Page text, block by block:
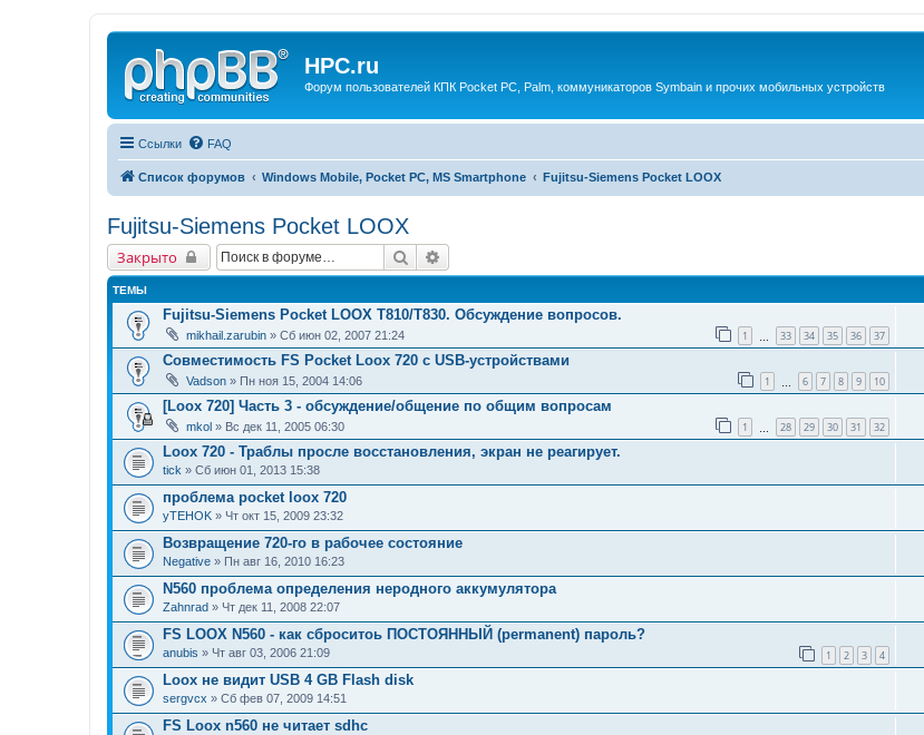
HPC.ru
Форум пользователей КПК Pocket PC, Palm, коммуникаторов Symbain и прочих мобильных устройств
Ссылки FAQ
Список форумов Windows Mobile, Pocket PC, MS Smartphone Fujitsu-Siemens Pocket LOOX
Fujitsu-Siemens Pocket LOOX
Закрыто Поиск
ТЕМЫ
Fujitsu-Siemens Pocket LOOX T810/T830. Обсуждение вопросов.
mikhail.zarubin » Сб июн 02, 2007 21:24 1 33 34 35 36 37
Совместимость FS Pocket Loox 720 с USB-устройствами
Vadson » Пн ноя 15, 2004 14:06 1 6 7 8 9 10
[Loox 720] Часть 3 - обсуждение/общение по общим вопросам
mkol » Вс дек 11, 2005 06:30 1 28 29 30 31 32
Loox 720 - Траблы просле восстановления, экран не реагирует.
tick » Сб июн 01, 2013 15:38
проблема pocket loox 720
yTEHOK » Чт окт 15, 2009 23:32
Возвращение 720-го в рабочее состояние
Negative » Пн авг 16, 2010 16:23
N560 проблема определения неродного аккумулятора
Zahnrad » Чт дек 11, 2008 22:07
FS LOOX N560 - как сброситоь ПОСТОЯННЫЙ (permanent) пароль?
anubis » Чт авг 03, 2006 21:09 1 2 3 4
Loox не видит USB 4 GB Flash disk
sergvcx » Сб фев 07, 2009 14:51
FS Loox n560 не читает sdhc